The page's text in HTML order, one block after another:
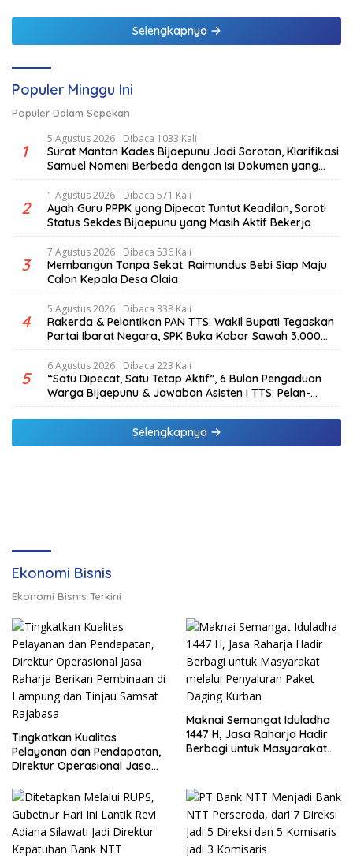
Selengkapnya
Populer Minggu Ini
Populer Dalam Sepekan
1
5 Agustus 2026 Dibaca 1033 Kali
Surat Mantan Kades Bijaepunu Jadi Sorotan, Klarifikasi
Samuel Nomeni Berbeda dengan Isi Dokumen yang
Beredar
2
1 Agustus 2026 Dibaca 571 Kali
Ayah Guru PPPK yang Dipecat Tuntut Keadilan, Soroti
Status Sekdes Bijaepunu yang Masih Aktif Bekerja
3
7 Agustus 2026 Dibaca 536 Kali
Membangun Tanpa Sekat: Raimundus Bebi Siap Maju
Calon Kepala Desa Olaia
4
5 Agustus 2026 Dibaca 338 Kali
Rakerda & Pelantikan PAN TTS: Wakil Bupati Tegaskan
Partai Ibarat Negara, SPK Buka Kabar Sawah 3.000
Hektar & Larangan Politik Uang
5
6 Agustus 2026 Dibaca 223 Kali
“Satu Dipecat, Satu Tetap Aktif”, 6 Bulan Pengaduan
Warga Bijaepunu & Jawaban Asisten I TTS: Pelan-
pelan, Tapi Pasti.
Selengkapnya
Ekonomi Bisnis
Ekonomi Bisnis Terkini
Tingkatkan Kualitas
Pelayanan dan Pendapatan,
Direktur Operasional Jasa
di Lampung dan Tinjau
Samsat Rajabasa
Maknai Semangat Iduladha
1447 H, Jasa Raharja Hadir
Berbagi untuk Masyarakat